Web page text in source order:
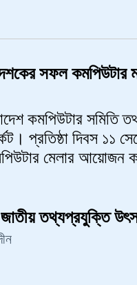
সফল কমপিউটার
কমপিউটার সমিতি
প্রতিষ্ঠা দিবস ১১
মেলার আয়োজন
তথ্যপ্রযুক্তি